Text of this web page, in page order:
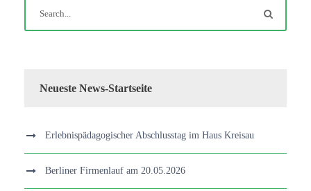
Neueste News-Startseite
Erlebnispädagogischer Abschlusstag im Haus Kreisau
Berliner Firmenlauf am 20.05.2026